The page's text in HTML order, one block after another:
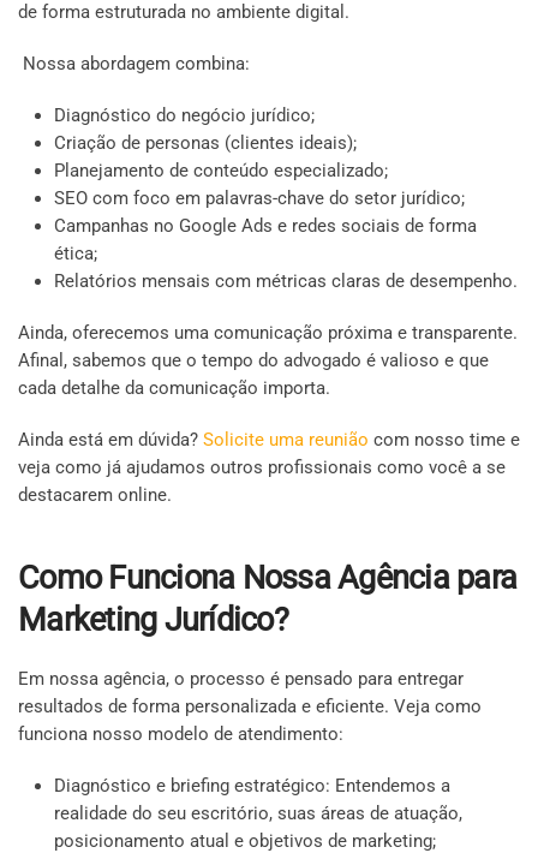
de forma estruturada no ambiente digital.
Nossa abordagem combina:
Diagnóstico do negócio jurídico;
Criação de personas (clientes ideais);
Planejamento de conteúdo especializado;
SEO com foco em palavras-chave do setor jurídico;
Campanhas no Google Ads e redes sociais de forma
ética;
Relatórios mensais com métricas claras de desempenho.
Ainda, oferecemos uma comunicação próxima e transparente.
Afinal, sabemos que o tempo do advogado é valioso e que
cada detalhe da comunicação importa.
Ainda está em dúvida? Solicite uma reunião com nosso time e
veja como já ajudamos outros profissionais como você a se
destacarem online.
Como Funciona Nossa Agência para
Marketing Jurídico?
Em nossa agência, o processo é pensado para entregar
resultados de forma personalizada e eficiente. Veja como
funciona nosso modelo de atendimento:
Diagnóstico e briefing estratégico: Entendemos a
realidade do seu escritório, suas áreas de atuação,
posicionamento atual e objetivos de marketing;